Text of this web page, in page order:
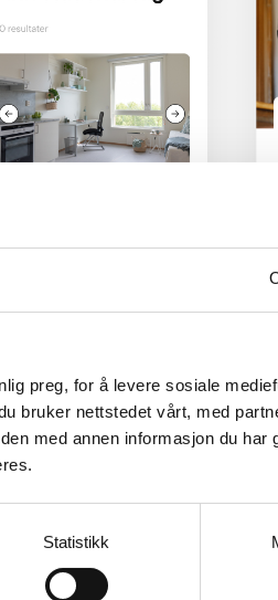
preg, for å levere sosiale
bruker nettstedet vårt, med
med annen informasjon du har
Statistikk